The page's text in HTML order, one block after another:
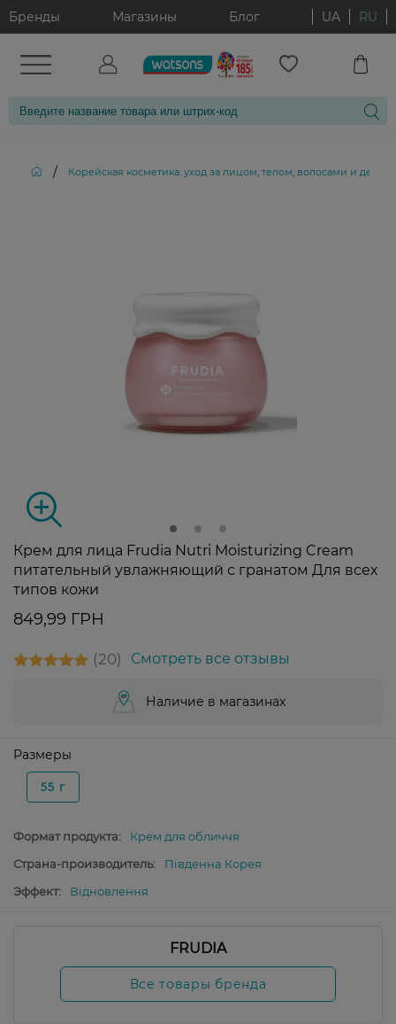
Бренды Магазины Блог UA RU
/ Корейская косметика: уход за лицом, телом, волосами и
Крем для лица Frudia Nutri Moisturizing Cream
питательный увлажняющий с гранатом Для всех
типов кожи
849,99 ГРН
20 Смотреть все отзывы
Наличие в магазинах
Размеры
55 г
Формат продукта:
Крем для обличчя
Страна-производитель:
Південна Корея
Эффект:
Відновлення
FRUDIA
Все товары бренда